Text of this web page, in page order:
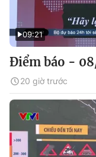
09:21
Điểm báo -
20 giờ trước